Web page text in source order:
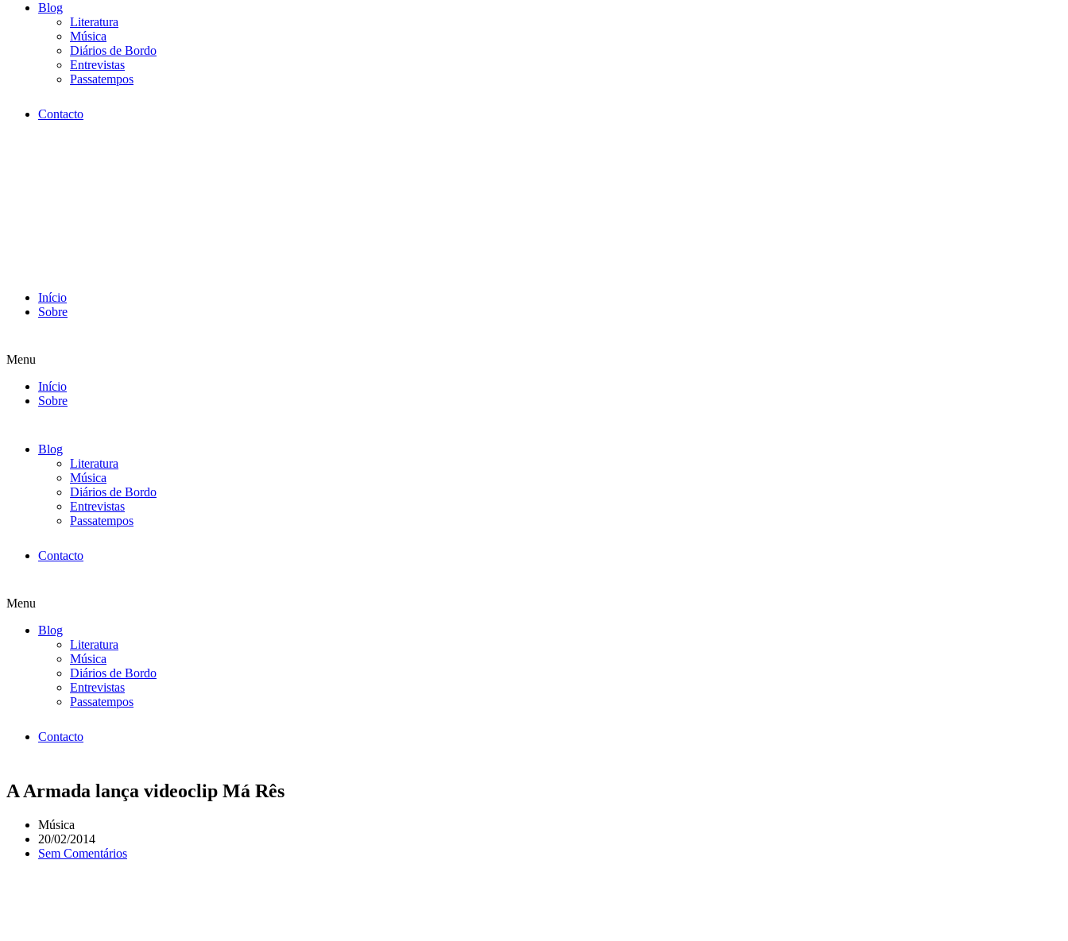
Blog
Literatura
Música
Diários de Bordo
Entrevistas
Passatempos
Contacto
Início
Sobre
Menu
Início
Sobre
Blog
Literatura
Música
Diários de Bordo
Entrevistas
Passatempos
Contacto
Menu
Blog
Literatura
Música
Diários de Bordo
Entrevistas
Passatempos
Contacto
A Armada lança videoclip Má Rês
Música
20/02/2014
Sem Comentários